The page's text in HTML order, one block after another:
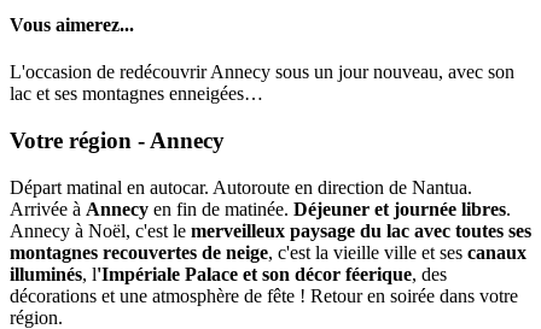
Vous aimerez...
L'occasion de redécouvrir Annecy sous un jour nouveau, avec son
lac et ses montagnes enneigées…
Votre région - Annecy
Départ matinal en autocar. Autoroute en direction de Nantua.
Arrivée à Annecy en fin de matinée. Déjeuner et journée libres.
Annecy à Noël, c'est le merveilleux paysage du lac avec toutes ses
montagnes recouvertes de neige, c'est la vieille ville et ses canaux
illuminés, l'Impériale Palace et son décor féerique, des
décorations et une atmosphère de fête ! Retour en soirée dans votre
région.